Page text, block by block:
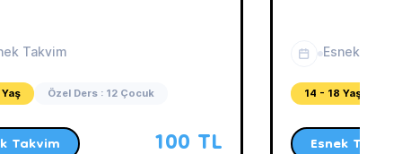
Takvim
Özel Ders : 12 Çocuk
Takvim
Esnek
14 - 18 Yaş
Esnek Takvim